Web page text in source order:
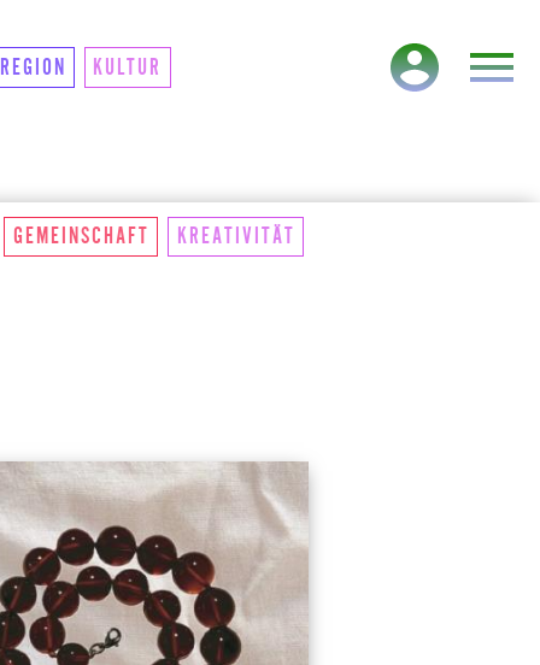
KULTUR
GEMEINSCHAFT KREATIVITÄT